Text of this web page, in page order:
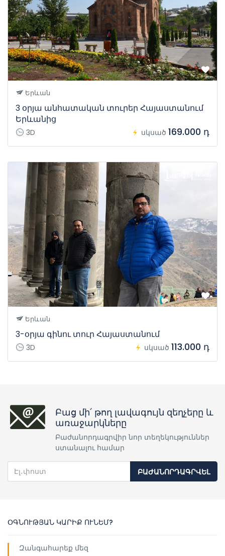
Երևան
3 օրյա անհատական տուրեր Հայաստանում
Երևանից
3D սկսած 169.000 դ
Երևան
3-օրյա գինու տուր Հայաստանում
3D սկսած 113.000 դ
Բաց մի՛ թող լավագույն զեղչերը և
առաջարկները
Բաժանորդագրվիր նոր տեղեկություններ
ստանալու համար
ԲԱԺԱՆՈՐԴԱԳՐՎԵԼ
ՕԳՆՈՒԹՅԱՆ ԿԱՐԻՔ ՈՒՆԵՄ?
Զանգահարեք մեզ